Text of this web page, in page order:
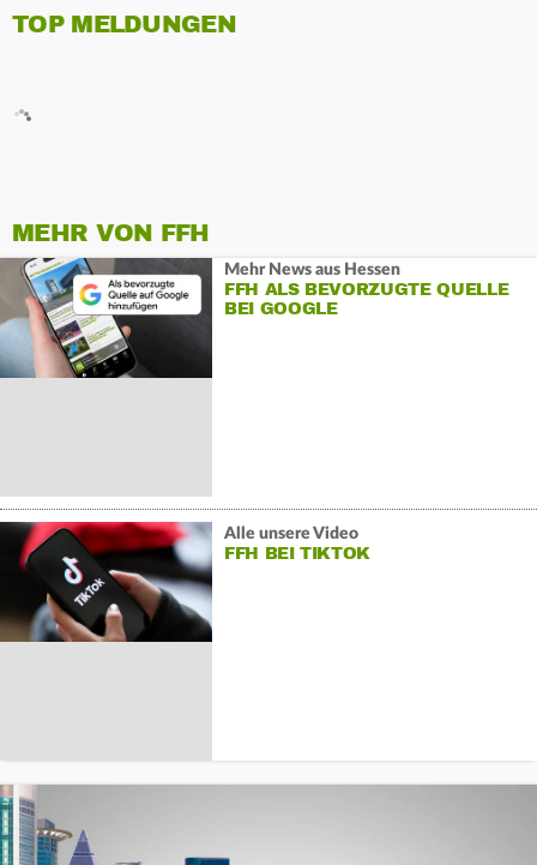
TOP MELDUNGEN
MEHR VON FFH
Mehr News aus Hessen
FFH ALS BEVORZUGTE QUELLE
BEI GOOGLE
Alle unsere Video
FFH BEI TIKTOK